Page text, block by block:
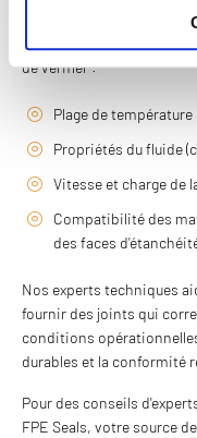
prématurées, des coûts
de l'évaluation d'un
de vérifier :
Plage de
Propriétés du fluide
Vitesse et charge de
Compatibilité des
des faces
Nos experts techniques
fournir des joints qui
conditions
durables et la conformité
Pour des conseils
FPE Seals, votre source